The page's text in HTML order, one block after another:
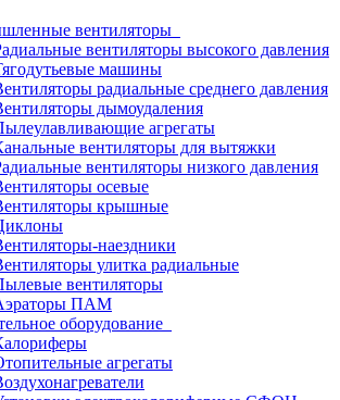
вентиляторы
вентиляторы высокого давления
машины
радиальные среднего давления
дымоудаления
агрегаты
вентиляторы для вытяжки
вентиляторы низкого давления
осевые
крышные
наездники
улитка радиальные
вентиляторы
ПАМ
оборудование
агрегаты